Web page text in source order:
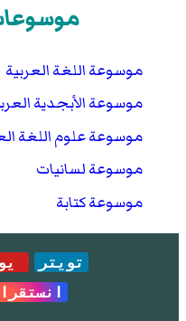
موسوعة اللغة العربية
موسوعة الأبجدية
موسوعة علوم اللغة
موسوعة لسانيات
موسوعة كتابة
تويتر